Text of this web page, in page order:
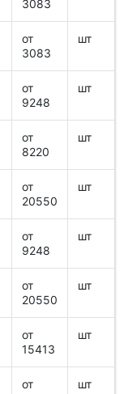
3083
от
3083
шт
от
9248
шт
от
8220
шт
от
20550
шт
от
9248
шт
от
20550
шт
от
15413
шт
от
шт